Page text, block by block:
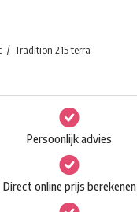
op zoek?
Deze
optie
kan
gekozen
worden
Tradition 215 terra
Persoonlijk advies
Direct online prijs berekenen